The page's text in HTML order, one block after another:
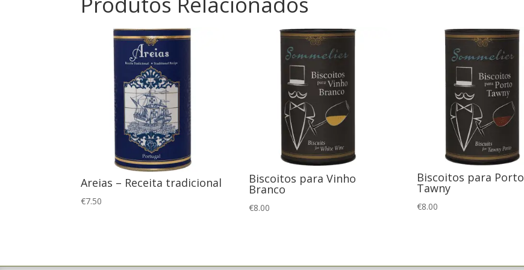
Areias – Receita tradicional
€7.50
Biscoitos para Vinho
Branco
€8.00
Biscoitos para Porto
Tawny
€8.00